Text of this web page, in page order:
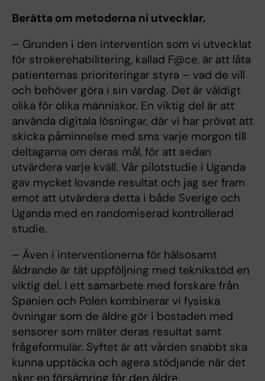
Berätta om metoderna ni utvecklar.
– Grunden i den intervention som vi utvecklat
för strokerehabilitering, kallad F@ce, är att låta
patienternas prioriteringar styra – vad de vill
och behöver göra i sin vardag. Det är väldigt
olika för olika människor. En viktig del är att
använda digitala lösningar, där vi har prövat att
skicka påminnelse med sms varje morgon till
deltagarna om deras mål, för att sedan
utvärdera varje kväll. Vår pilotstudie i Uganda
gav mycket lovande resultat och jag ser fram
emot att utvärdera detta i både Sverige och
Uganda med en randomiserad kontrollerad
studie.
– Även i interventionerna för hälsosamt
åldrande är tät uppföljning med teknikstöd en
viktig del. I ett samarbete med forskare från
Spanien och Polen kombinerar vi fysiska
övningar som de äldre gör i bostaden med
sensorer som mäter deras resultat samt
frågeformulär. Syftet är att vården snabbt ska
kunna upptäcka och agera stödjande när det
sker en försämring för den äldre.